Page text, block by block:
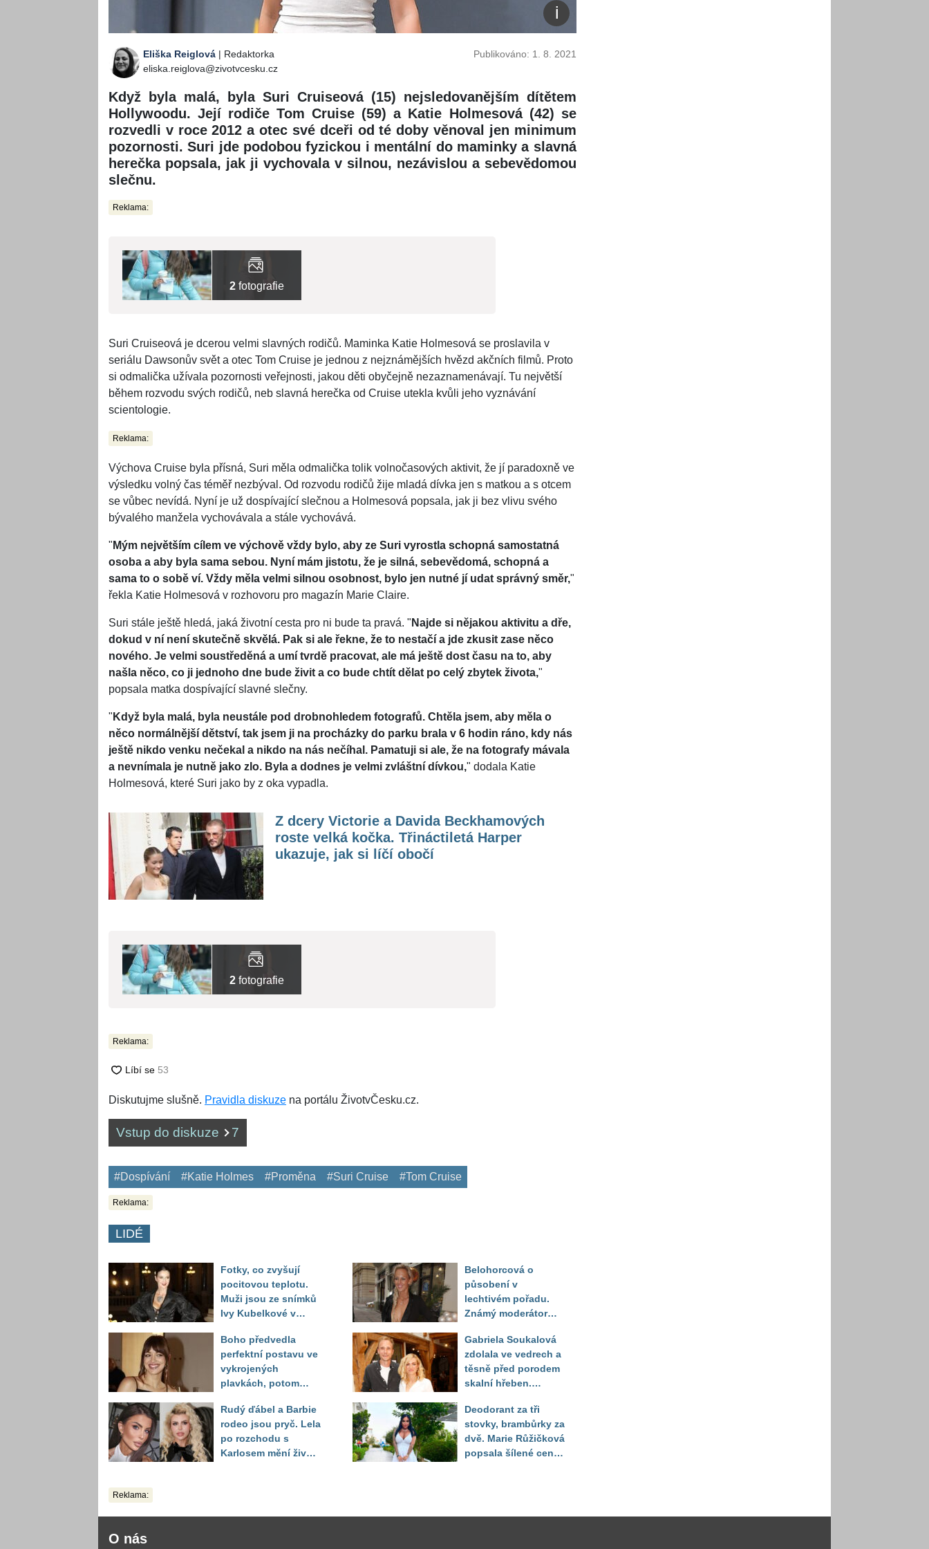
Eliška Reiglová | Redaktorka
eliska.reiglova@zivotvcesku.cz
Publikováno: 1. 8. 2021
Když byla malá, byla Suri Cruiseová (15) nejsledovanějším dítětem
Hollywoodu. Její rodiče Tom Cruise (59) a Katie Holmesová (42) se
rozvedli v roce 2012 a otec své dceři od té doby věnoval jen minimum
pozornosti. Suri jde podobou fyzickou i mentální do maminky a slavná
herečka popsala, jak ji vychovala v silnou, nezávislou a sebevědomou
slečnu.
Reklama:
2 fotografie
Suri Cruiseová je dcerou velmi slavných rodičů. Maminka Katie Holmesová se proslavila v
seriálu Dawsonův svět a otec Tom Cruise je jednou z nejznámějších hvězd akčních filmů. Proto
si odmalička užívala pozornosti veřejnosti, jakou děti obyčejně nezaznamenávají. Tu největší
během rozvodu svých rodičů, neb slavná herečka od Cruise utekla kvůli jeho vyznávání
scientologie.
Reklama:
Výchova Cruise byla přísná, Suri měla odmalička tolik volnočasových aktivit, že jí paradoxně ve
výsledku volný čas téměř nezbýval. Od rozvodu rodičů žije mladá dívka jen s matkou a s otcem
se vůbec nevídá. Nyní je už dospívající slečnou a Holmesová popsala, jak ji bez vlivu svého
bývalého manžela vychovávala a stále vychovává.
" Mým největším cílem ve výchově vždy bylo, aby ze Suri vyrostla schopná samostatná
osoba a aby byla sama sebou. Nyní mám jistotu, že je silná, sebevědomá, schopná a
sama to o sobě ví. Vždy měla velmi silnou osobnost, bylo jen nutné jí udat správný směr,"
řekla Katie Holmesová v rozhovoru pro magazín Marie Claire.
Suri stále ještě hledá, jaká životní cesta pro ni bude ta pravá. " Najde si nějakou aktivitu a dře,
dokud v ní není skutečně skvělá. Pak si ale řekne, že to nestačí a jde zkusit zase něco
nového. Je velmi soustředěná a umí tvrdě pracovat, ale má ještě dost času na to, aby
našla něco, co ji jednoho dne bude živit a co bude chtít dělat po celý zbytek života,"
popsala matka dospívající slavné slečny.
" Když byla malá, byla neustále pod drobnohledem fotografů. Chtěla jsem, aby měla o
něco normálnější dětství, tak jsem ji na procházky do parku brala v 6 hodin ráno, kdy nás
ještě nikdo venku nečekal a nikdo na nás nečíhal. Pamatuji si ale, že na fotografy mávala
a nevnímala je nutně jako zlo. Byla a dodnes je velmi zvláštní dívkou," dodala Katie
Holmesová, které Suri jako by z oka vypadla.
Z dcery Victorie a Davida Beckhamových
roste velká kočka. Třináctiletá Harper
ukazuje, jak si líčí obočí
2 fotografie
Reklama:
Diskutujme slušně. Pravidla diskuze na portálu ŽivotvČesku.cz.
Vstup do diskuze 7
#Dospívání #Katie Holmes #Proměna #Suri Cruise #Tom Cruise
Reklama:
LIDÉ
Fotky, co zvyšují
pocitovou teplotu.
Muži jsou ze snímků
Ivy Kubelkové v
Boho předvedla
perfektní postavu ve
vykrojených
plavkách, potom
těla
Rudý ďábel a Barbie
rodeo jsou pryč. Lela
po rozchodu s
Karlosem mění život i
Belohorcová o
působení v
lechtivém pořadu.
Známý moderátor
sledoval pod dekou
Gabriela Soukalová
zdolala ve vedrech a
těsně před porodem
skalní hřeben.
snést "těhuli"
Deodorant za tři
stovky, brambůrky za
dvě. Marie Růžičková
popsala šílené ceny
Reklama:
O nás